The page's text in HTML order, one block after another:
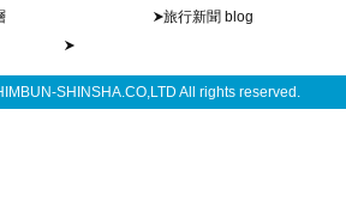
旅行新聞 blog
SHINSHA.CO,LTD All rights reserved.